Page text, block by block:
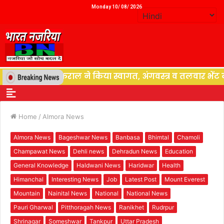
Monday 10/ 08/ 2026
ठुकराल ने किया स्वागत, अंगवस्त्र व तलवार भेंट कर
Home / Almora News
Almora News Bageshwar News Banbasa Bhimtal
Chamoli
Champawat News
Dehli news Dehradun News
Education
General Knowledge
Haldwani News Haridwar
Health
Himanchal
Interesting News Job Latest Post
Mount Everest
Mountain
Nainital News National
National News
Pauri Gharwal
Pitthoragah News Ranikhet
Rudrpur
Shrinagar
Someshwar Tankpur Uttar Pradesh